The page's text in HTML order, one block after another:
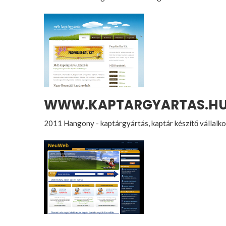
2011 Hangony - kaptárgyártás, kaptár készítő